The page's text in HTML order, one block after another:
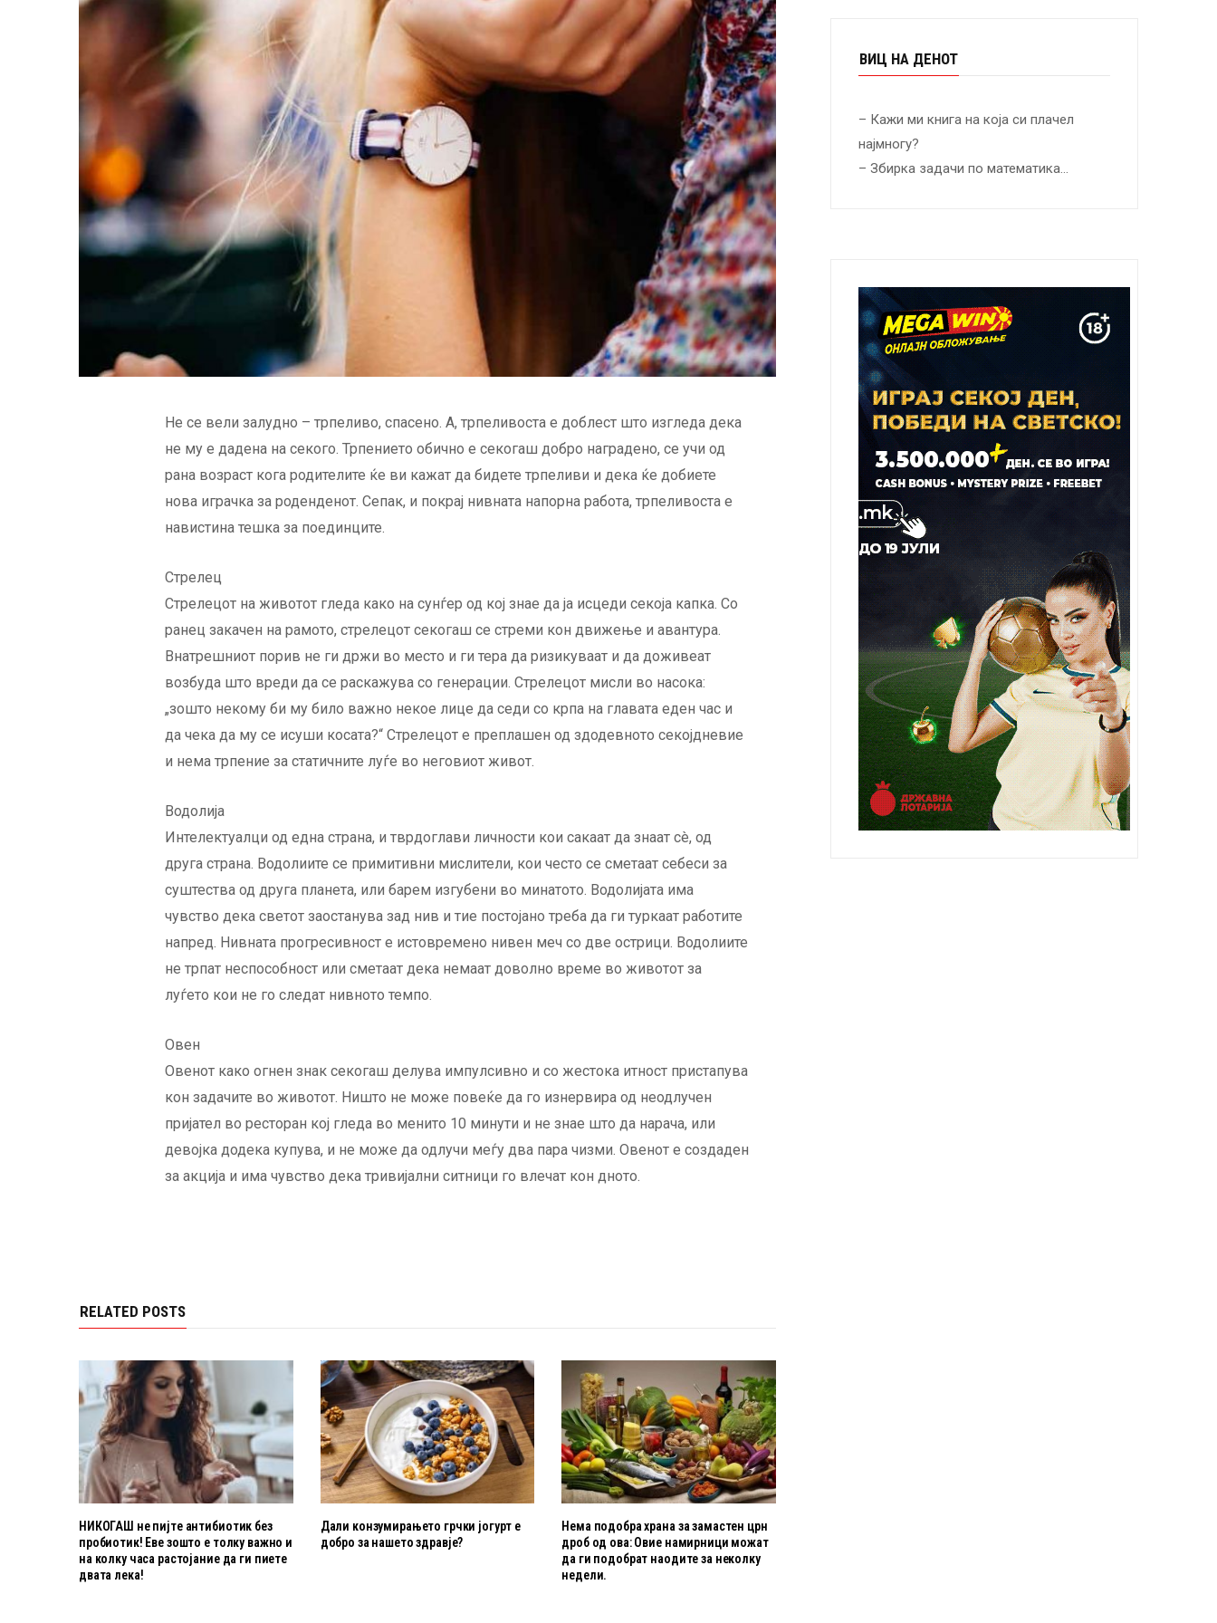
Не се вели залудно – трпеливо, спасено. А, трпеливоста е доблест што изгледа дека
не му е дадена на секого. Трпението обично е секогаш добро наградено, се учи од
рана возраст кога родителите ќе ви кажат да бидете трпеливи и дека ќе добиете
нова играчка за роденденот. Сепак, и покрај нивната напорна работа, трпеливоста е
навистина тешка за поединците.
Стрелец
Стрелецот на животот гледа како на сунѓер од кој знае да ја исцеди секоја капка. Со
ранец закачен на рамото, стрелецот секогаш се стреми кон движење и авантура.
Внатрешниот порив не ги држи во место и ги тера да ризикуваат и да доживеат
возбуда што вреди да се раскажува со генерации. Стрелецот мисли во насока:
„зошто некому би му било важно некое лице да седи со крпа на главата еден час и
да чека да му се исуши косата?“ Стрелецот е преплашен од здодевното секојдневие
и нема трпение за статичните луѓе во неговиот живот.
Водолија
Интелектуалци од една страна, и тврдоглави личности кои сакаат да знаат сè, од
друга страна. Водолиите се примитивни мислители, кои често се сметаат себеси за
суштества од друга планета, или барем изгубени во минатото. Водолијата има
чувство дека светот заостанува зад нив и тие постојано треба да ги туркаат работите
напред. Нивната прогресивност е истовремено нивен меч со две острици. Водолиите
не трпат неспособност или сметаат дека немаат доволно време во животот за
луѓето кои не го следат нивното темпо.
Овен
Овенот како огнен знак секогаш делува импулсивно и со жестока итност пристапува
кон задачите во животот. Ништо не може повеќе да го изнервира од неодлучен
пријател во ресторан кој гледа во менито 10 минути и не знае што да нарача, или
девојка додека купува, и не може да одлучи меѓу два пара чизми. Овенот е создаден
за акција и има чувство дека тривијални ситници го влечат кон дното.
RELATED POSTS
НИКОГАШ не пијте антибиотик без
пробиотик! Еве зошто е толку важно и
на колку часа растојание да ги пиете
двата лека!
Дали конзумирањето грчки јогурт е
добро за нашето здравје?
Нема подобра храна за замастен црн
дроб од ова: Овие намирници можат
да ги подобрат наодите за неколку
недели.
ВИЦ НА ДЕНОТ
– Кажи ми книга на која си плачел
најмногу?
– Збирка задачи по математика…